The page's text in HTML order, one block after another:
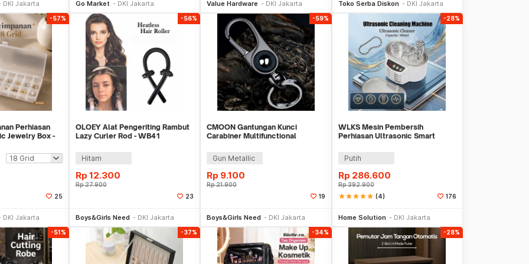
DKI Jakarta Go Market DKI Jakarta Value Hardware DKI Jakarta Toko Serba Diskon DKI Jakarta
-57%
Perhiasan
Jewelry Box -
25
DKI Jakarta
-56%
OLOEY Alat Pengeriting Rambut
Lazy Curler Rod - WB41
Hitam
Rp 12.300
Rp27.900
23
Boys&Girls Need DKI Jakarta
-59%
CMOON Gantungan Kunci
Carabiner Multifunctional
Gun Metallic
Rp 9.100
Rp21.900
19
Boys&Girls Need DKI Jakarta
-28%
WLKS Mesin Pembersih
Perhiasan Ultrasonic Smart
Putih
Rp 286.600
Rp392.900
starstarstarstarstar (4) 176
Home Solution DKI Jakarta
-51% -37% -34% -28%